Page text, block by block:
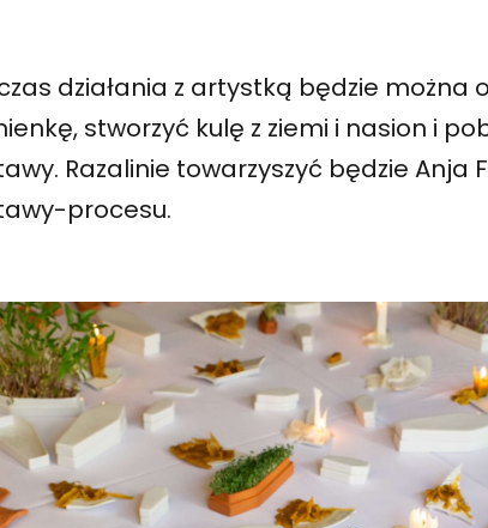
działania z artystką będzie można
stworzyć kulę z ziemi i nasion i
Razalinie towarzyszyć będzie Anja
procesu.